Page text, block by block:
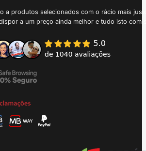
a produtos selecionados com o rácio mais
a um preço ainda melhor e tudo isto